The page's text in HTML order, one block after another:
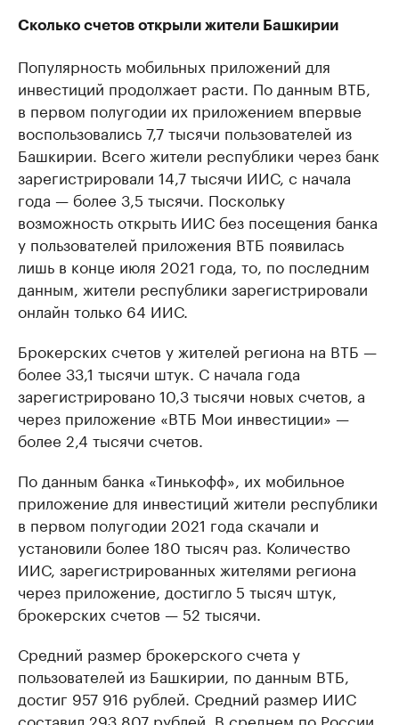
Сколько счетов открыли жители Башкирии
Популярность мобильных приложений для
инвестиций продолжает расти. По данным ВТБ,
в первом полугодии их приложением впервые
воспользовались 7,7 тысячи пользователей из
Башкирии. Всего жители республики через банк
зарегистрировали 14,7 тысячи ИИС, с начала
года — более 3,5 тысячи. Поскольку
возможность открыть ИИС без посещения банка
у пользователей приложения ВТБ появилась
лишь в конце июля 2021 года, то, по последним
данным, жители республики зарегистрировали
онлайн только 64 ИИС.
Брокерских счетов у жителей региона на ВТБ —
более 33,1 тысячи штук. С начала года
зарегистрировано 10,3 тысячи новых счетов, а
через приложение «ВТБ Мои инвестиции» —
более 2,4 тысячи счетов.
По данным банка «Тинькофф», их мобильное
приложение для инвестиций жители республики
в первом полугодии 2021 года скачали и
установили более 180 тысяч раз. Количество
ИИС, зарегистрированных жителями региона
через приложение, достигло 5 тысяч штук,
брокерских счетов — 52 тысячи.
Средний размер брокерского счета у
пользователей из Башкирии, по данным ВТБ,
достиг 957 916 рублей. Средний размер ИИС
составил 293 807 рублей. В среднем по России